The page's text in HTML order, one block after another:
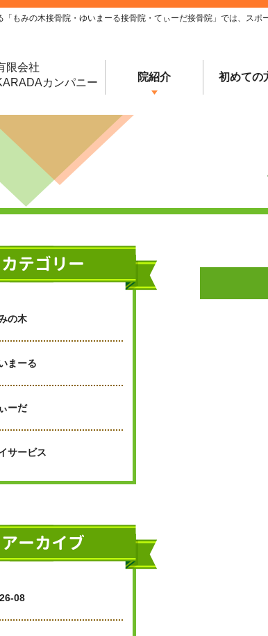
「もみの木接骨院・ゆいまーる接骨院・てぃーだ接骨院」では、ス
限会社
カンパニー
院紹介 初めての
カテゴリー
の木
まーる
ーだ
サービス
アーカイブ
08